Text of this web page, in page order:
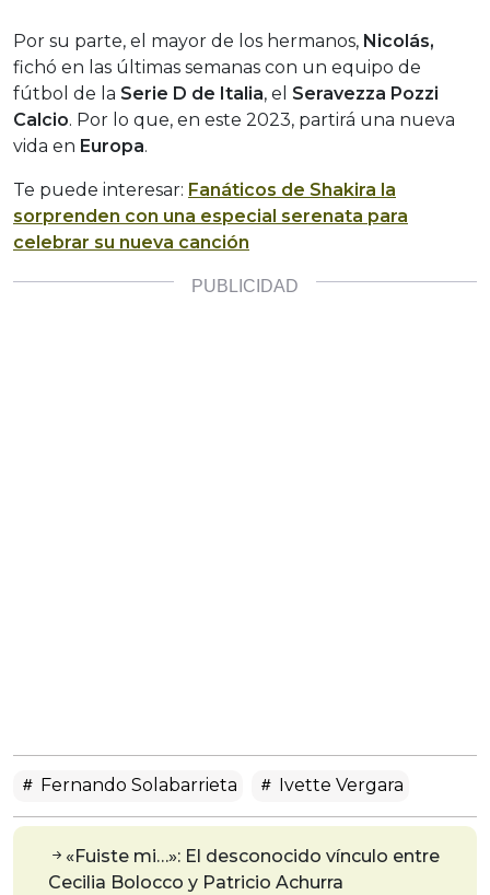
Por su parte, el mayor de los hermanos, Nicolás,
fichó en las últimas semanas con un equipo de
fútbol de la Serie D de Italia, el Seravezza Pozzi
Calcio. Por lo que, en este 2023, partirá una nueva
vida en Europa.
Te puede interesar: Fanáticos de Shakira la
sorprenden con una especial serenata para
celebrar su nueva canción
Fernando Solabarrieta Ivette Vergara
«Fuiste mi…»: El desconocido vínculo entre
Cecilia Bolocco y Patricio Achurra